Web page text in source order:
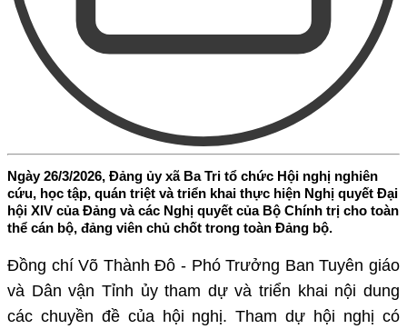
Ngày 26/3/2026, Đảng ủy xã Ba Tri tổ chức Hội nghị nghiên
cứu, học tập, quán triệt và triển khai thực hiện Nghị quyết Đại
hội XIV của Đảng và các Nghị quyết của Bộ Chính trị cho toàn
thể cán bộ, đảng viên chủ chốt trong toàn Đảng bộ.
Đồng chí Võ Thành Đô - Phó Trưởng Ban Tuyên giáo
và Dân vận Tỉnh ủy tham dự và triển khai nội dung
các chuyền đề của hội nghị. Tham dự hội nghị có